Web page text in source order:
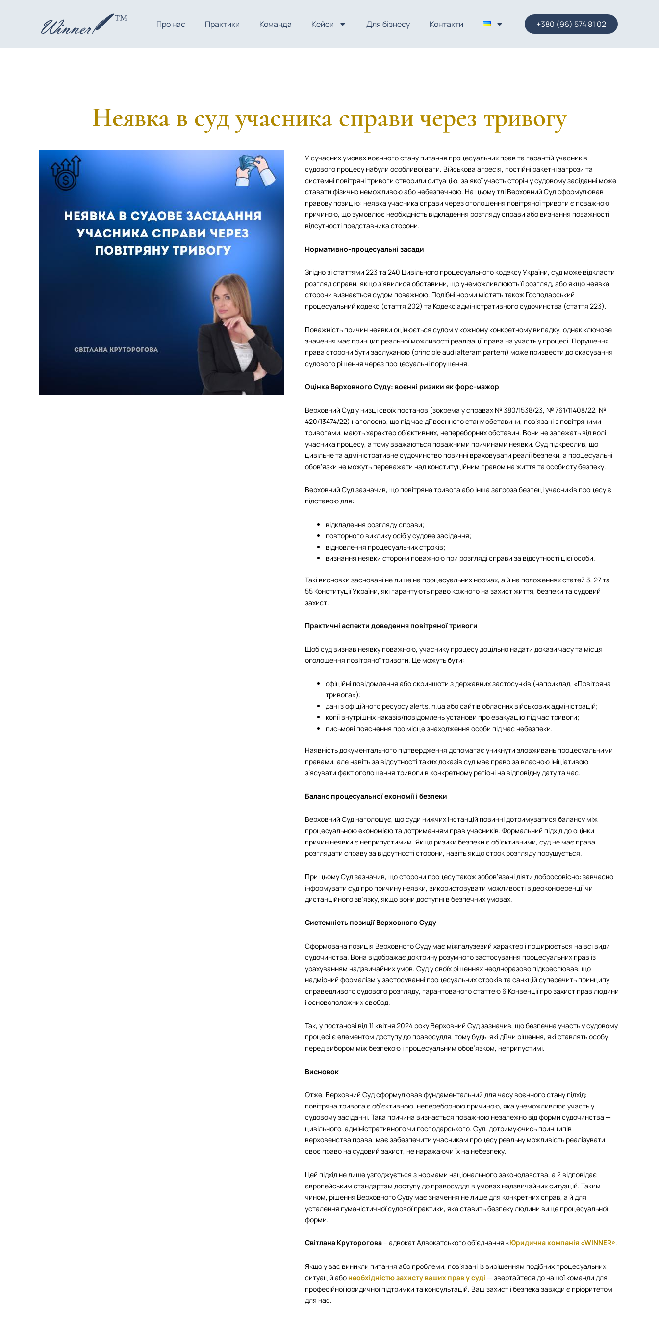
Про нас Практики Команда Кейси Для бізнесу Контакти +380 (96) 574 81 02
Неявка в суд учасника справи через тривогу
У сучасних умовах воєнного стану питання процесуальних прав та гарантій учасників
судового процесу набули особливої ваги. Військова агресія, постійні ракетні загрози та
системні повітряні тривоги створили ситуацію, за якої участь сторін у судовому засіданні може
ставати фізично неможливою або небезпечною. На цьому тлі Верховний Суд сформулював
правову позицію: неявка учасника справи через оголошення повітряної тривоги є поважною
причиною, що зумовлює необхідність відкладення розгляду справи або визнання поважності
відсутності представника сторони.
Нормативно-процесуальні засади
Згідно зі статтями 223 та 240 Цивільного процесуального кодексу України, суд може відкласти
розгляд справи, якщо з’явилися обставини, що унеможливлюють її розгляд, або якщо неявка
сторони визнається судом поважною. Подібні норми містять також Господарський
процесуальний кодекс (стаття 202) та Кодекс адміністративного судочинства (стаття 223).
Поважність причин неявки оцінюється судом у кожному конкретному випадку, однак ключове
значення має принцип реальної можливості реалізації права на участь у процесі. Порушення
права сторони бути заслуханою (principle audi alteram partem) може призвести до скасування
судового рішення через процесуальні порушення.
Оцінка Верховного Суду: воєнні ризики як форс-мажор
Верховний Суд у низці своїх постанов (зокрема у справах № 380/1538/23, № 761/11408/22, №
420/13474/22) наголосив, що під час дії воєнного стану обставини, пов’язані з повітряними
тривогами, мають характер об’єктивних, непереборних обставин. Вони не залежать від волі
учасника процесу, а тому вважаються поважними причинами неявки. Суд підкреслив, що
цивільне та адміністративне судочинство повинні враховувати реалії безпеки, а процесуальні
обов’язки не можуть переважати над конституційним правом на життя та особисту безпеку.
Верховний Суд зазначив, що повітряна тривога або інша загроза безпеці учасників процесу є
підставою для:
відкладення розгляду справи;
повторного виклику осіб у судове засідання;
відновлення процесуальних строків;
визнання неявки сторони поважною при розгляді справи за відсутності цієї особи.
Такі висновки засновані не лише на процесуальних нормах, а й на положеннях статей 3, 27 та
55 Конституції України, які гарантують право кожного на захист життя, безпеки та судовий
захист.
Практичні аспекти доведення повітряної тривоги
Щоб суд визнав неявку поважною, учаснику процесу доцільно надати докази часу та місця
оголошення повітряної тривоги. Це можуть бути:
офіційні повідомлення або скриншоти з державних застосунків (наприклад, «Повітряна
тривога»);
дані з офіційного ресурсу alerts.in.ua або сайтів обласних військових адміністрацій;
копії внутрішніх наказів/повідомлень установи про евакуацію під час тривоги;
письмові пояснення про місце знаходження особи під час небезпеки.
Наявність документального підтвердження допомагає уникнути зловживань процесуальними
правами, але навіть за відсутності таких доказів суд має право за власною ініціативою
з’ясувати факт оголошення тривоги в конкретному регіоні на відповідну дату та час.
Баланс процесуальної економії і безпеки
Верховний Суд наголошує, що суди нижчих інстанцій повинні дотримуватися балансу між
процесуальною економією та дотриманням прав учасників. Формальний підхід до оцінки
причин неявки є неприпустимим. Якщо ризики безпеки є об’єктивними, суд не має права
розглядати справу за відсутності сторони, навіть якщо строк розгляду порушується.
При цьому Суд зазначив, що сторони процесу також зобов’язані діяти добросовісно: завчасно
інформувати суд про причину неявки, використовувати можливості відеоконференції чи
дистанційного зв’язку, якщо вони доступні в безпечних умовах.
Системність позиції Верховного Суду
Сформована позиція Верховного Суду має міжгалузевий характер і поширюється на всі види
судочинства. Вона відображає доктрину розумного застосування процесуальних прав із
урахуванням надзвичайних умов. Суд у своїх рішеннях неодноразово підкреслював, що
надмірний формалізм у застосуванні процесуальних строків та санкцій суперечить принципу
справедливого судового розгляду, гарантованого статтею 6 Конвенції про захист прав людини
і основоположних свобод.
Так, у постанові від 11 квітня 2024 року Верховний Суд зазначив, що безпечна участь у судовому
процесі є елементом доступу до правосуддя, тому будь-які дії чи рішення, які ставлять особу
перед вибором між безпекою і процесуальним обов’язком, неприпустимі.
Висновок
Отже, Верховний Суд сформулював фундаментальний для часу воєнного стану підхід:
повітряна тривога є об’єктивною, непереборною причиною, яка унеможливлює участь у
судовому засіданні. Така причина визнається поважною незалежно від форми судочинства —
цивільного, адміністративного чи господарського. Суд, дотримуючись принципів
верховенства права, має забезпечити учасникам процесу реальну можливість реалізувати
своє право на судовий захист, не наражаючи їх на небезпеку.
Цей підхід не лише узгоджується з нормами національного законодавства, а й відповідає
європейським стандартам доступу до правосуддя в умовах надзвичайних ситуацій. Таким
чином, рішення Верховного Суду має значення не лише для конкретних справ, а й для
усталення гуманістичної судової практики, яка ставить безпеку людини вище процесуальної
форми.
Світлана Круторогова– адвокат Адвокатського обʼєднання «Юридична компанія «WINNER».
Якщо у вас виникли питання або проблеми, пов’язані із вирішенням подібних процесуальних
ситуацій або необхідністю захисту ваших прав у суді — звертайтеся до нашої команди для
професійної юридичної підтримки та консультацій. Ваш захист і безпека завжди є пріоритетом
для нас.